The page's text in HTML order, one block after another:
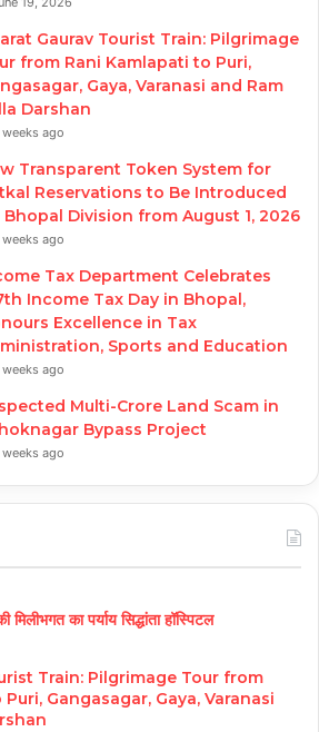
Gaurav Tourist Train: Pilgrimage
from Rani Kamlapati to Puri,
Gaya, Varanasi and Ram
Darshan
weeks ago
Transparent Token System for
Reservations to Be Introduced
Bhopal Division from August 1, 2026
weeks ago
Tax Department Celebrates
Income Tax Day in Bhopal,
Excellence in Tax
Sports and Education
weeks ago
Multi-Crore Land Scam in
Bypass Project
weeks ago
का पर्याय सिद्धांता हॉस्पिटल
Train: Pilgrimage Tour from
Gangasagar, Gaya, Varanasi